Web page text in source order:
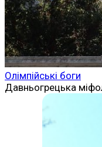
Олімпійські боги
Давньогрецька